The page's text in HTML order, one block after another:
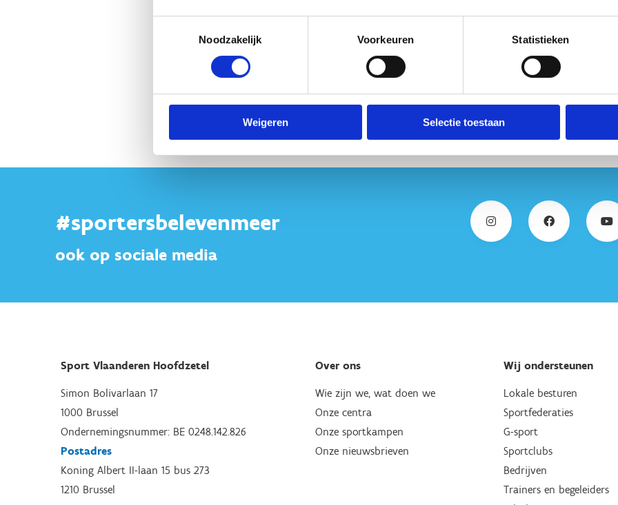
Noodzakelijk
Voorkeuren Statistieken
Weigeren Selectie toestaan
#sportersbelevenmeer
ook op sociale media
Sport Vlaanderen Hoofdzetel
Simon Bolivarlaan 17
1000 Brussel
Ondernemingsnummer: BE 0248.142.826
Postadres
Koning Albert II-laan 15 bus 273
1210 Brussel
Over ons
Wie zijn we, wat doen we
Onze centra
Onze sportkampen
Onze nieuwsbrieven
Wij ondersteunen
Lokale besturen
Sportfederaties
G-sport
Sportclubs
Bedrijven
Trainers en begeleiders